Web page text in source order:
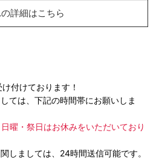
詳細はこちら
付けております！
ては、下記の時間帯にお願いしま
曜・祭日はお休みをいただいており
しましては、24時間送信可能です。